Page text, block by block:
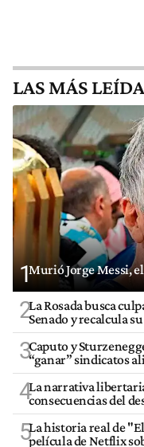
LAS MÁS
1Murió Jorge Messi,
2La Rosada busca
Senado y recalcula
3Caputo y
“ganar” sindicatos
4La narrativa
consecuencias del
5La historia real de
película de Netflix